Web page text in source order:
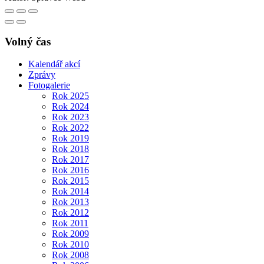
Volný čas
Kalendář akcí
Zprávy
Fotogalerie
Rok 2025
Rok 2024
Rok 2023
Rok 2022
Rok 2019
Rok 2018
Rok 2017
Rok 2016
Rok 2015
Rok 2014
Rok 2013
Rok 2012
Rok 2011
Rok 2009
Rok 2010
Rok 2008